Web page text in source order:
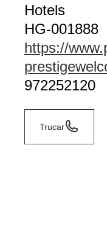
Hotels
HG-001888
https://
972252120
Trucar